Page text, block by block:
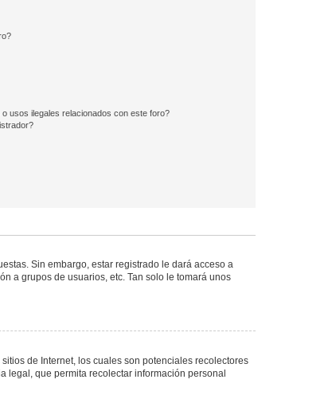
usos ilegales relacionados con este foro?
Sin embargo, estar registrado le dará acceso a
a grupos de usuarios, etc. Tan solo le tomará unos
de Internet, los cuales son potenciales recolectores
legal, que permita recolectar información personal